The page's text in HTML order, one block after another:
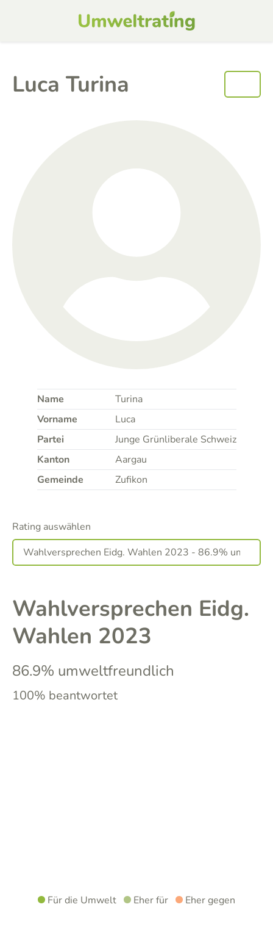
Luca Turina
Name
Turina
Vorname
Luca
Partei
Junge Grünliberale Schweiz
Kanton
Aargau
Gemeinde
Zufikon
Rating auswählen
Wahlversprechen Eidg.
Wahlen 2023
86.9% umweltfreundlich
100% beantwortet
Für die Umwelt Eher für Eher gegen